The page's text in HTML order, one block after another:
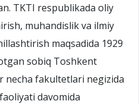
TKTI respublikada oliy
muhandislik va ilmiy
maqsadida 1929
sobiq Toshkent
fakultetlari negizida
davomida